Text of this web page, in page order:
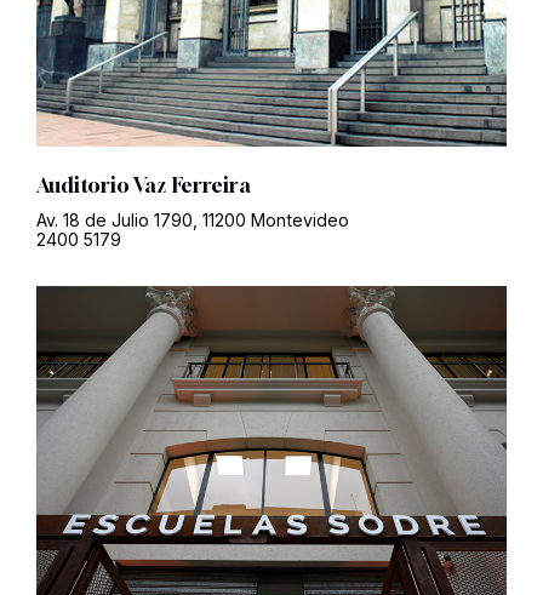
Auditorio Vaz Ferreira
Av. 18 de Julio 1790, 11200 Montevideo
2400 5179